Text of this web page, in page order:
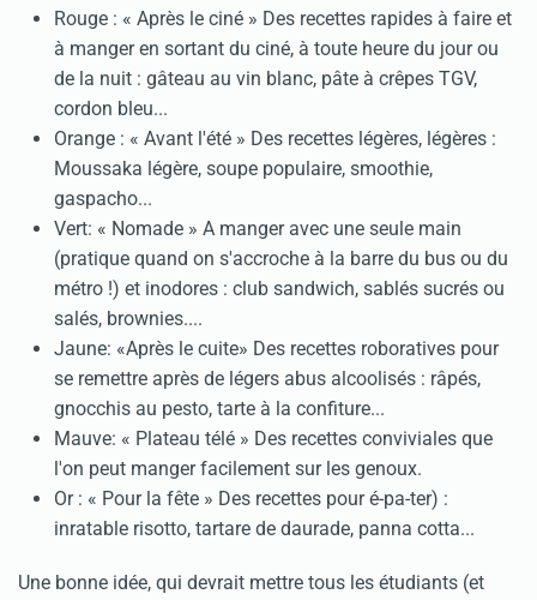
Rouge : « Après le ciné » Des recettes rapides à faire et
à manger en sortant du ciné, à toute heure du jour ou
de la nuit : gâteau au vin blanc, pâte à crêpes TGV,
cordon bleu...
Orange : « Avant l'été » Des recettes légères, légères :
Moussaka légère, soupe populaire, smoothie,
gaspacho...
Vert: « Nomade » A manger avec une seule main
(pratique quand on s'accroche à la barre du bus ou du
métro !) et inodores : club sandwich, sablés sucrés ou
salés, brownies....
Jaune: «Après le cuite» Des recettes roboratives pour
se remettre après de légers abus alcoolisés : râpés,
gnocchis au pesto, tarte à la confiture...
Mauve: « Plateau télé » Des recettes conviviales que
l'on peut manger facilement sur les genoux.
Or : « Pour la fête » Des recettes pour é-pa-ter) :
inratable risotto, tartare de daurade, panna cotta...
Une bonne idée, qui devrait mettre tous les étudiants (et